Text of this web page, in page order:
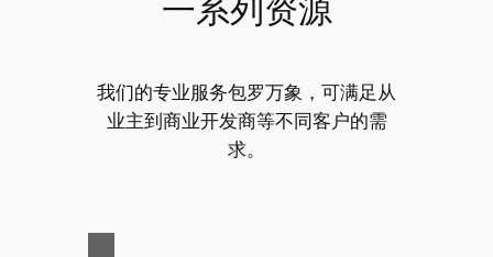
一系列资源
我们的专业服务包罗万象，可满足从
业主到商业开发商等不同客户的需
求。